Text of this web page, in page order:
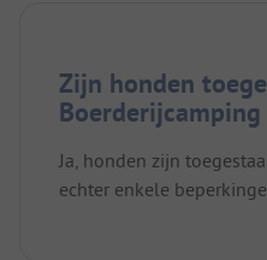
Zijn honden
Boerderijcamping
Ja, honden zijn
echter enkele